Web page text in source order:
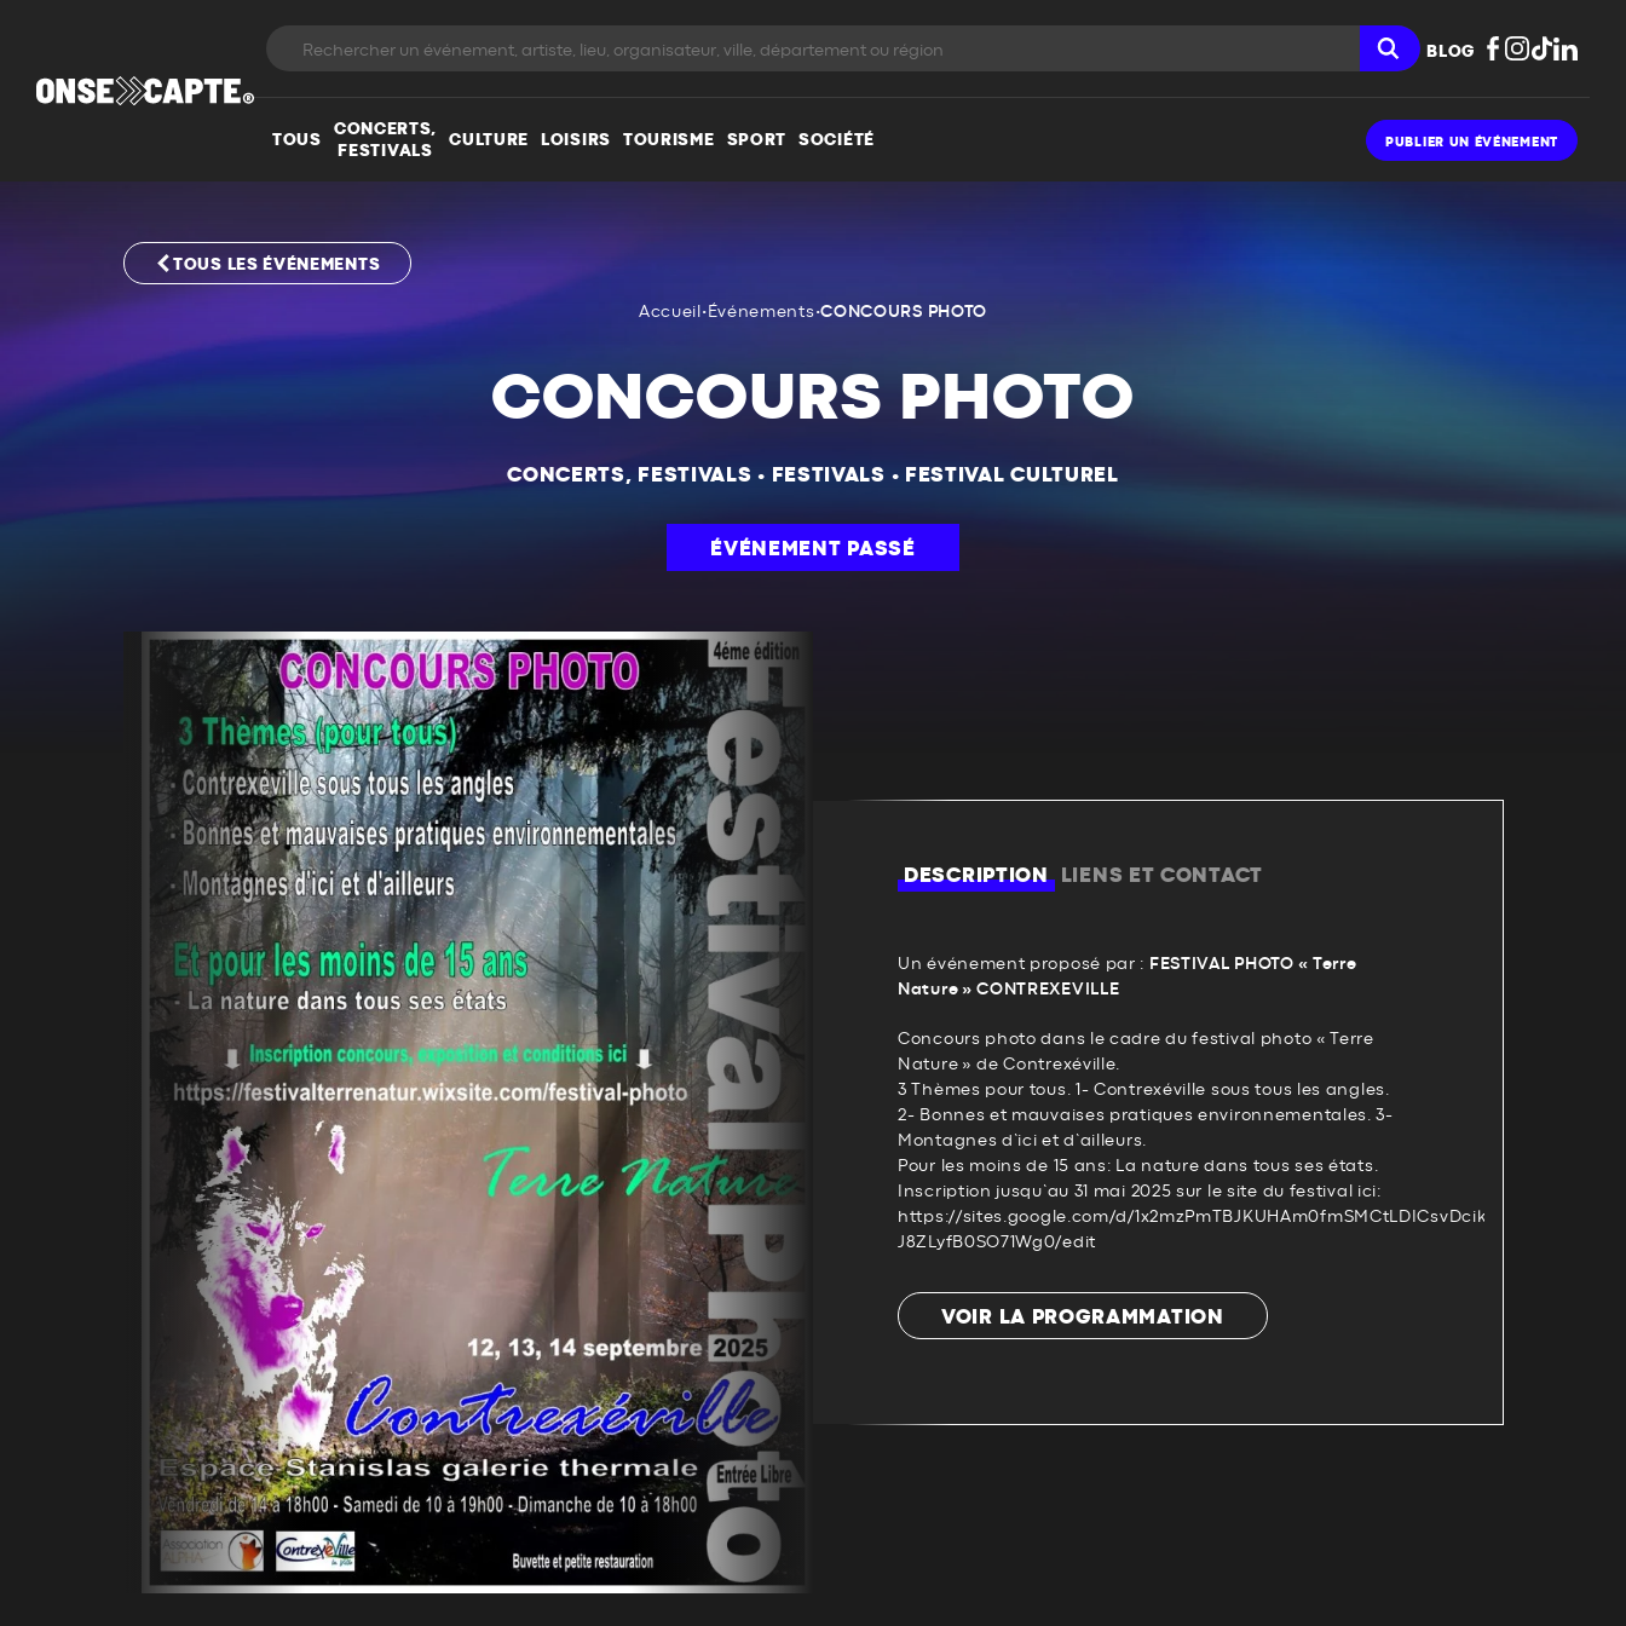
BLOG
TOUS
CONCERTS,
FESTIVALS
CULTURE LOISIRS TOURISME SPORT SOCIÉTÉ PUBLIER UN ÉVÉNEMENT
TOUS LES ÉVÉNEMENTS
Accueil • Événements•CONCOURS PHOTO
CONCOURS PHOTO
CONCERTS, FESTIVALS • FESTIVALS • FESTIVAL CULTUREL
ÉVÉNEMENT PASSÉ
DESCRIPTION LIENS ET CONTACT
Un événement proposé par : FESTIVAL PHOTO « Terre
Nature » CONTREXEVILLE
Concours photo dans le cadre du festival photo « Terre
Nature » de Contrexéville.
3 Thèmes pour tous. 1- Contrexéville sous tous les angles.
2- Bonnes et mauvaises pratiques environnementales. 3-
Montagnes d’ici et d’ailleurs.
Pour les moins de 15 ans: La nature dans tous ses états.
Inscription jusqu’au 31 mai 2025 sur le site du festival ici:
https://sites.google.com/d/1x2mzPmTBJKUHAm0fmSMCtLDICsvDcikP/p/
J8ZLyfB0SO71Wg0/edit
VOIR LA PROGRAMMATION